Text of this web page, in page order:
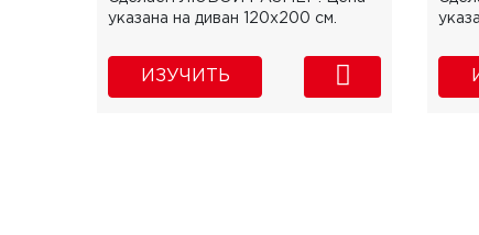
указана на диван 120х200 см.
ИЗУЧИТЬ